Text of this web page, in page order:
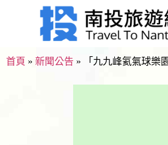
首頁 » 新聞公告 » 「九九峰氦氣球樂